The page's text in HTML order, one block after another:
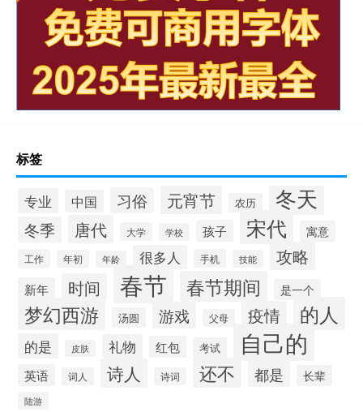
标签
专业 中国 习俗 元宵节 农历 冬天
冬季 唐代 大学 学校 孩子 宋代 寓意
工作 年初 年龄 很多人 手机 技能 攻略
新年 时间 春节 春节期间 是一个
梦幻西游 汤圆 游戏 父母 疫情 的人
的是 皮肤 礼物 红包 考试 自己的
英语 词人 诗人 诗词 还不 都是 长辈
陆游